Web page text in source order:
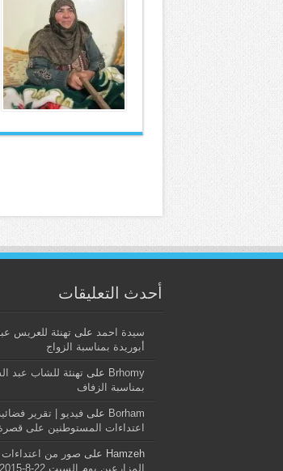
أحدث التعليقات
سيدة احمد على تهنئة للعريس
أبوريدة بمناسبة الزواج
Brhomy على تهنئة للشاب عبد
بمناسبة الزفاف
Borham علىفيديو | تقرير
اعتداءات المستوطنين على
Hamzeh على صور من
المزارعين يوم السبت 22-8-2015